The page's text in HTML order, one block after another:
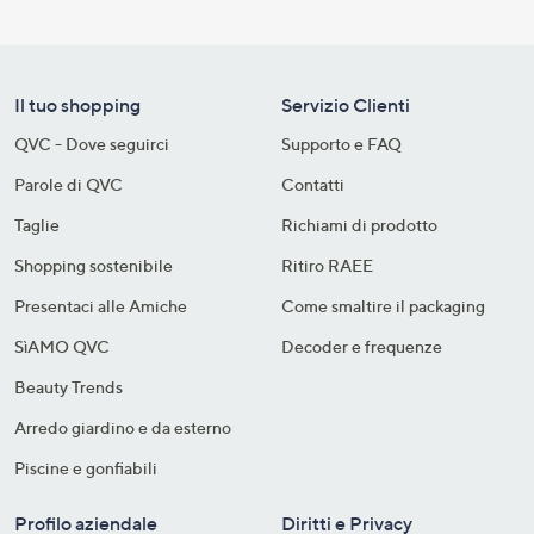
Il tuo shopping
QVC - Dove seguirci
Parole di QVC
Taglie
Shopping sostenibile​
Presentaci alle Amiche
SìAMO QVC
Beauty Trends
Arredo giardino e da esterno
Piscine e gonfiabili
Servizio Clienti
Supporto e FAQ
Contatti
Richiami di prodotto
Ritiro RAEE
Come smaltire il packaging​
Decoder e frequenze​
Profilo aziendale Diritti e Privacy